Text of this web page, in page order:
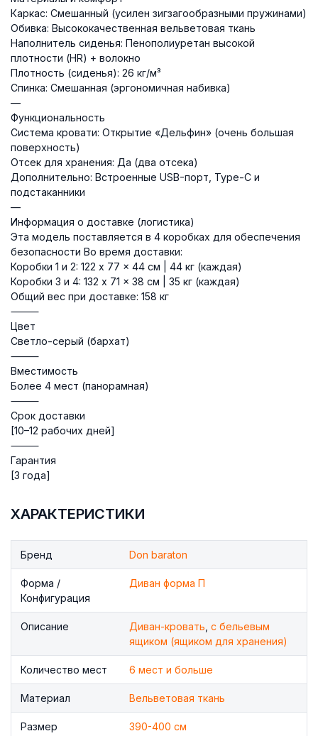
Каркас: Смешанный (усилен зигзагообразными пружинами)
Обивка: Высококачественная вельветовая ткань
Наполнитель сиденья: Пенополиуретан высокой
плотности (HR) + волокно
Плотность (сиденья): 26 кг/м³
Спинка: Смешанная (эргономичная набивка)
—
Функциональность
Система кровати: Открытие «Дельфин» (очень большая
поверхность)
Отсек для хранения: Да (два отсека)
Дополнительно: Встроенные USB-порт, Type-C и
подстаканники
—
Информация о доставке (логистика)
Эта модель поставляется в 4 коробках для обеспечения
безопасности Во время доставки:
Коробки 1 и 2: 122 x 77 x 44 см | 44 кг (каждая)
Коробки 3 и 4: 132 x 71 x 38 см | 35 кг (каждая)
Общий вес при доставке: 158 кг
⸻
Цвет
Светло-серый (бархат)
⸻
Вместимость
Более 4 мест (панорамная)
⸻
Срок доставки
[10–12 рабочих дней]
⸻
Гарантия
[3 года]
ХАРАКТЕРИСТИКИ
Бренд Don baraton
Форма /
Конфигурация
Диван форма П
Описание Диван-кровать с бельевым
ящиком (ящиком для хранения)
Количество мест 6 мест и больше
Материал Вельветовая ткань
Размер 390-400 см